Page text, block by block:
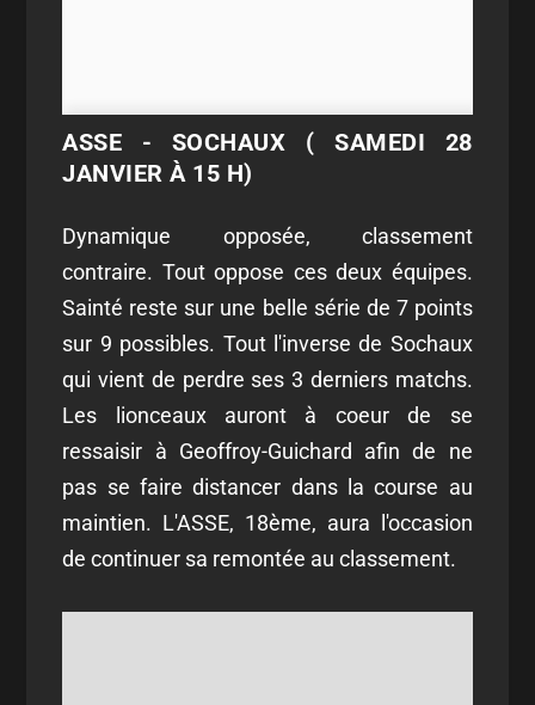
ASSE - SOCHAUX ( SAMEDI 28
JANVIER À 15 H)
Dynamique opposée, classement
contraire. Tout oppose ces deux équipes.
Sainté reste sur une belle série de 7 points
sur 9 possibles. Tout l'inverse de Sochaux
qui vient de perdre ses 3 derniers matchs.
Les lionceaux auront à coeur de se
ressaisir à Geoffroy-Guichard afin de ne
pas se faire distancer dans la course au
maintien. L'ASSE, 18ème, aura l'occasion
de continuer sa remontée au classement.